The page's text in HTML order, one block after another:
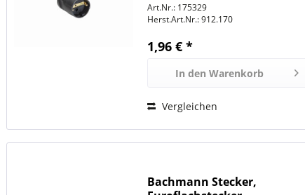
Art.Nr.: 175329
Herst.Art.Nr.:912.170
1,96 € *
In den Warenkorb
Vergleichen
Bachmann Stecker,